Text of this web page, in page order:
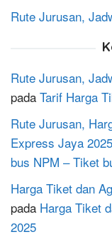
Rute Jurusan,
Rute Jurusan,
pada Tarif Harga
Rute Jurusan,
Express Jaya 2025
bus NPM – Tiket
Harga Tiket dan
pada Harga Tiket
2025